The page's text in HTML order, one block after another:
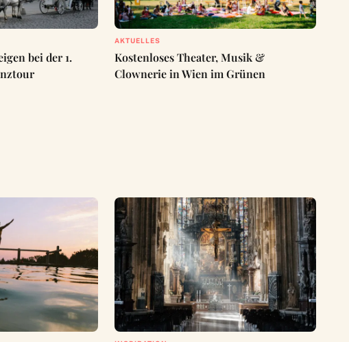
bei der 1.
AKTUELLES
Kostenloses Theater, Musik &
Clownerie in Wien im Grünen